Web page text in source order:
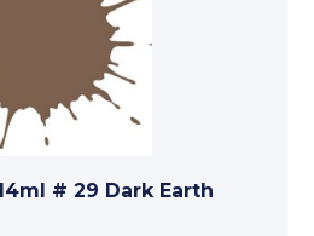
# 29 Dark Earth